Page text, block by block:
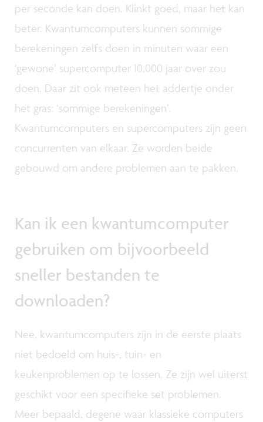
per seconde kan doen. Klinkt goed, maar het kan
beter. Kwantumcomputers kunnen sommige
berekeningen zelfs doen in minuten waar een
‘gewone’ supercomputer 10,000 jaar over zou
doen. Daar zit ook meteen het addertje onder
het gras: ‘sommige berekeningen’.
Kwantumcomputers en supercomputers zijn geen
concurrenten van elkaar. Ze worden beide
gebouwd om andere problemen aan te pakken.
Kan ik een kwantumcomputer
gebruiken om bijvoorbeeld
sneller bestanden te
downloaden?
Nee, kwantumcomputers zijn in de eerste plaats
niet bedoeld om huis-, tuin- en
keukenproblemen op te lossen. Ze zijn wel uiterst
geschikt voor een specifieke set problemen.
Meer bepaald, degene waar klassieke computers